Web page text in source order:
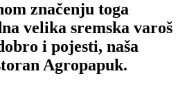
značenju toga
velika sremska varoš
i pojesti, naša
Agropapuk.